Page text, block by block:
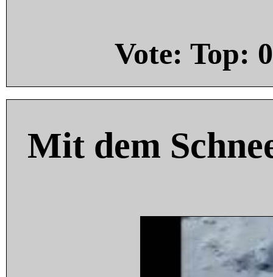
Vote: Top: 0
Mit dem